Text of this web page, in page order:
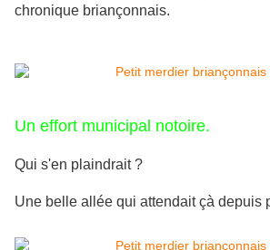
chronique briançonnais.
Un effort municipal notoire.
Qui s'en plaindrait ?
Une belle allée qui attendait çà depuis